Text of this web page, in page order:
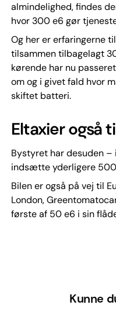
almindelighed, findes
hvor 300 e6 gør
Og her er erfaringerne
tilsammen tilbagelagt
kørende har nu
om og i givet fald hvor
skiftet batteri.
Eltaxier også
Bystyret har desuden –
indsætte yderligere
Bilen er også på vej til
London,
første af 50 e6 i sin
Kunne